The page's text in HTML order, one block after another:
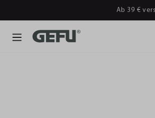
Ab 39 € versandkostenfrei